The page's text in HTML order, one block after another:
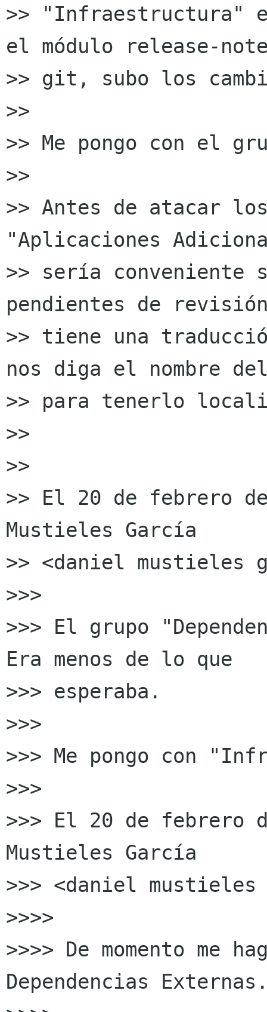
>> "Infraestructura"
el módulo release-
>> git, subo los
>>
>> Me pongo con el
>>
>> Antes de atacar
"Aplicaciones
>> sería conveniente
pendientes de
>> tiene una
nos diga el nombre
>> para tenerlo
>>
>>
>> El 20 de febrero
Mustieles García
>> <daniel mustieles
>>>
>>> El grupo
Era menos de lo que
>>> esperaba.
>>>
>>> Me pongo con
>>>
>>> El 20 de febrero
Mustieles García
>>> <daniel
>>>>
>>>> De momento me
Dependencias